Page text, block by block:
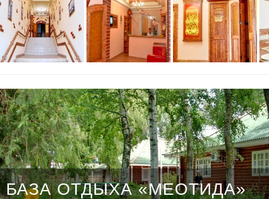
БАЗА ОТДЫХА «МЕОТИДА»